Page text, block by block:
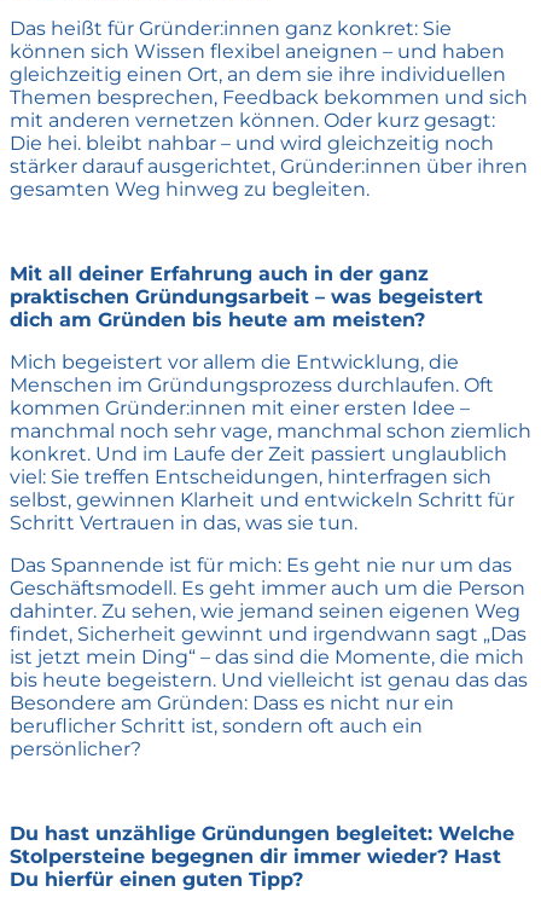
Das heißt für Gründer:innen ganz konkret: Sie
können sich Wissen flexibel aneignen – und haben
gleichzeitig einen Ort, an dem sie ihre individuellen
Themen besprechen, Feedback bekommen und sich
mit anderen vernetzen können. Oder kurz gesagt:
Die hei. bleibt nahbar – und wird gleichzeitig noch
stärker darauf ausgerichtet, Gründer:innen über ihren
gesamten Weg hinweg zu begleiten.
Mit all deiner Erfahrung auch in der ganz
praktischen Gründungsarbeit – was begeistert
dich am Gründen bis heute am meisten?
Mich begeistert vor allem die Entwicklung, die
Menschen im Gründungsprozess durchlaufen. Oft
kommen Gründer:innen mit einer ersten Idee –
manchmal noch sehr vage, manchmal schon ziemlich
konkret. Und im Laufe der Zeit passiert unglaublich
viel: Sie treffen Entscheidungen, hinterfragen sich
selbst, gewinnen Klarheit und entwickeln Schritt für
Schritt Vertrauen in das, was sie tun.
Das Spannende ist für mich: Es geht nie nur um das
Geschäftsmodell. Es geht immer auch um die Person
dahinter. Zu sehen, wie jemand seinen eigenen Weg
findet, Sicherheit gewinnt und irgendwann sagt „Das
ist jetzt mein Ding“ – das sind die Momente, die mich
bis heute begeistern. Und vielleicht ist genau das das
Besondere am Gründen: Dass es nicht nur ein
beruflicher Schritt ist, sondern oft auch ein
persönlicher?
Du hast unzählige Gründungen begleitet: Welche
Stolpersteine begegnen dir immer wieder? Hast
Du hierfür einen guten Tipp?